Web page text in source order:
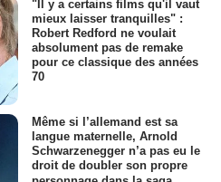
"Il y a certains films qu'il vaut
mieux laisser tranquilles" :
Robert Redford ne voulait
absolument pas de remake
pour ce classique des années
70
Même si l’allemand est sa
langue maternelle, Arnold
Schwarzenegger n’a pas eu le
droit de doubler son propre